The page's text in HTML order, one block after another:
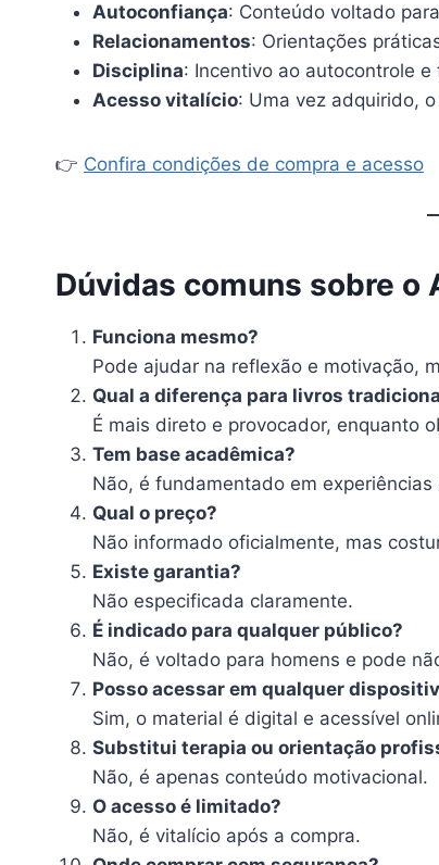
Autoconfiança: Conteúdo voltado
Relacionamentos: Orientações
Disciplina: Incentivo ao autocontrole
Acesso vitalício: Uma vez adquirido,
👉 Confira condições de compra e acesso
Dúvidas comuns sobre o
Funciona mesmo?
Pode ajudar na reflexão e motivação,
Qual a diferença para livros
É mais direto e provocador, enquanto
Tem base acadêmica?
Não, é fundamentado em
Qual o preço?
Não informado oficialmente, mas
Existe garantia?
Não especificada claramente.
É indicado para qualquer público?
Não, é voltado para homens e pode
Posso acessar em qualquer
Sim, o material é digital e acessível
Substitui terapia ou orientação
Não, é apenas conteúdo motivacional.
O acesso é limitado?
Não, é vitalício após a compra.